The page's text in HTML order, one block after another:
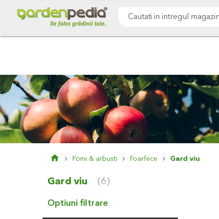
la
Cultivare sol Gazon & iarba Pomi & arbusti
Pomi & arbusti Foarfece Gard viu
Gard viu (6)
Optiuni filtrare